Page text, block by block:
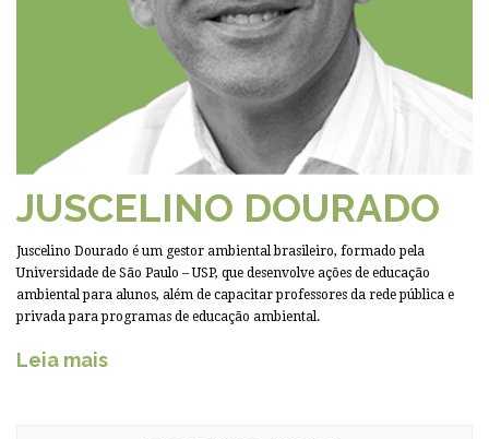
JUSCELINO DOURADO
Juscelino Dourado é um gestor ambiental brasileiro, formado pela
Universidade de São Paulo – USP, que desenvolve ações de educação
ambiental para alunos, além de capacitar professores da rede pública e
privada para programas de educação ambiental.
Leia mais